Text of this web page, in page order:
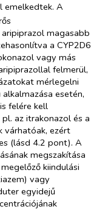
emelkedtek. A
magasabb
a CYP2D6
vagy más
felmerül,
mérlegelni
esetén,
felére kell
az itrakonazol és a
várhatóak, ezért
(lásd 4.2 pont). A
megszakítása
kiindulási
vagy
egyidejű